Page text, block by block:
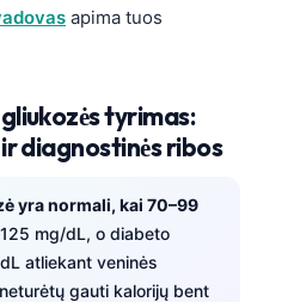
apima tuos
tyrimas:
diagnostinės ribos
yra normali, kai 70–99
mg/dL, o diabeto
atliekant veninės
gauti kalorijų bent